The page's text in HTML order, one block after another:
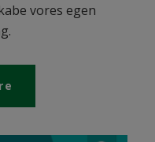
vores egen